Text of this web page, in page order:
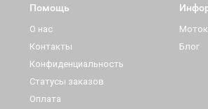
Помощь
О нас
Контакты
Конфиденциальность
Статусы заказов
Оплата
Блог